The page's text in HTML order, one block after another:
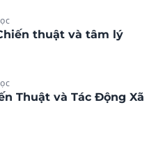
thuật và tâm lý
Thuật và Tác Động Xã